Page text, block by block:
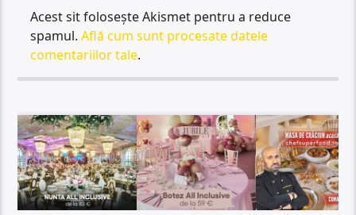
Acest sit folosește Akismet pentru a reduce
spamul.Află cum sunt procesate datele
comentariilor tale.